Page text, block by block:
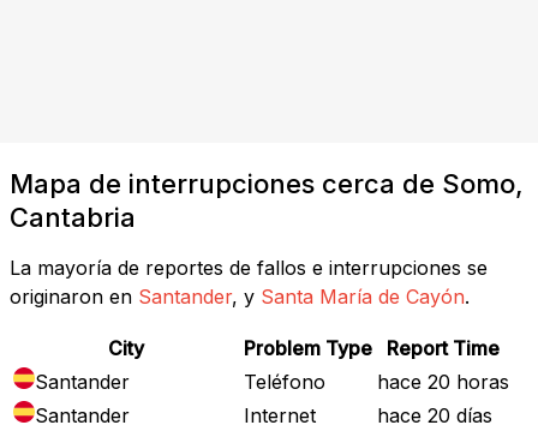
Mapa de interrupciones cerca de Somo,
Cantabria
La mayoría de reportes de fallos e interrupciones se
originaron en Santander, y Santa María de Cayón.
City Problem Type
Report Time
Santander
Teléfono
hace 20 horas
Santander
Internet
hace 20 días